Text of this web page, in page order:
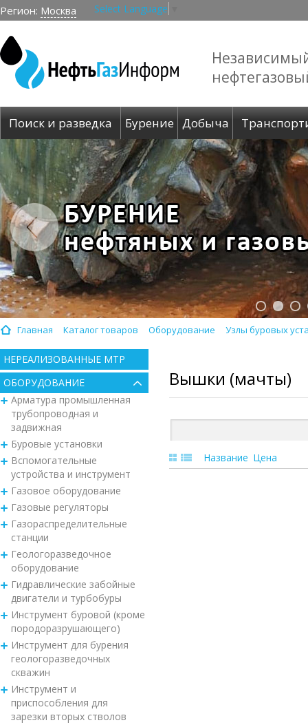
Регион: Москва Select Language
Поиск и разведка Бурение Добыча
Главная Каталог товаров Оборудование Узлы буровых
НЕРЕАЛИЗОВАННЫЕ МТР
ОБОРУДОВАНИЕ
Арматура промышленная
трубопроводная и
задвижная
Буровые установки
Вспомогательные
устройства и инструмент
Газовое оборудование
Газовые регуляторы
Газораспределительные
станции
Геологоразведочное
оборудование
Гидравлические забойные
двигатели и турбобуры
Инструмент буровой (кроме
породоразрушающего)
Инструмент для бурения
геологоразведочных
скважин
Инструмент и
приспособления для
зарезки вторых стволов
Вышки (мачты)
Название Цена